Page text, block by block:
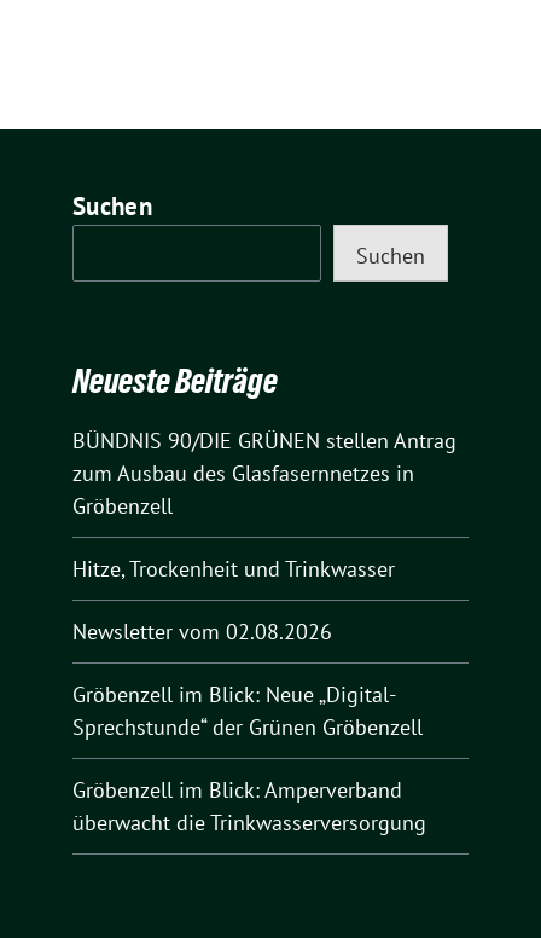
Suchen
Suchen
Neueste Beiträge
BÜNDNIS 90/DIE GRÜNEN stellen Antrag
zum Ausbau des Glasfasernnetzes in
Gröbenzell
Hitze, Trockenheit und Trinkwasser
Newsletter vom 02.08.2026
Gröbenzell im Blick: Neue „Digital-
Sprechstunde“ der Grünen Gröbenzell
Gröbenzell im Blick: Amperverband
überwacht die Trinkwasserversorgung